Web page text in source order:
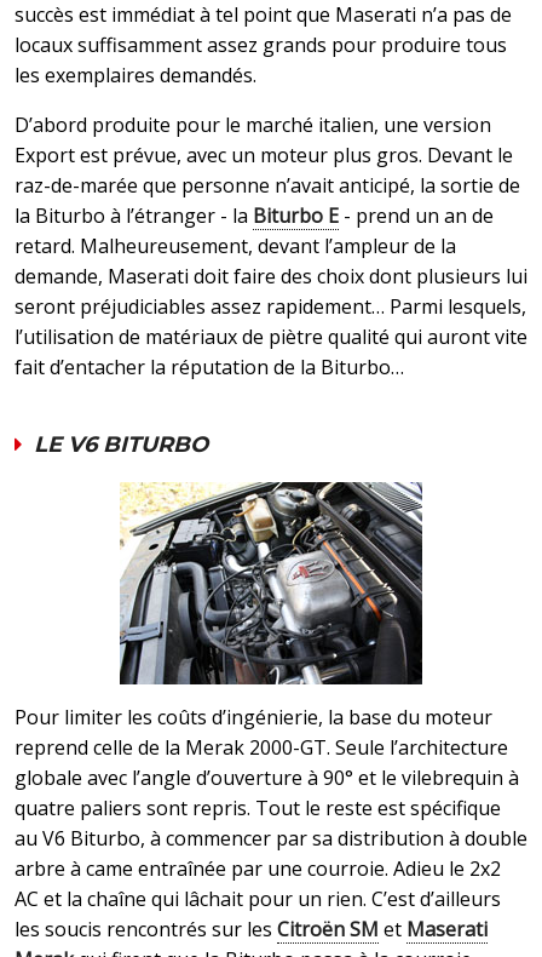
succès est immédiat à tel point que Maserati n’a pas de
locaux suffisamment assez grands pour produire tous
les exemplaires demandés.
D’abord produite pour le marché italien, une version
Export est prévue, avec un moteur plus gros. Devant le
raz-de-marée que personne n’avait anticipé, la sortie de
la Biturbo à l’étranger - la Biturbo E - prend un an de
retard. Malheureusement, devant l’ampleur de la
demande, Maserati doit faire des choix dont plusieurs lui
seront préjudiciables assez rapidement… Parmi lesquels,
l’utilisation de matériaux de piètre qualité qui auront vite
fait d’entacher la réputation de la Biturbo…
LE V6 BITURBO
Pour limiter les coûts d’ingénierie, la base du moteur
reprend celle de la Merak 2000-GT. Seule l’architecture
globale avec l’angle d’ouverture à 90° et le vilebrequin à
quatre paliers sont repris. Tout le reste est spécifique
au V6 Biturbo, à commencer par sa distribution à double
arbre à came entraînée par une courroie. Adieu le 2x2
AC et la chaîne qui lâchait pour un rien. C’est d’ailleurs
les soucis rencontrés sur les Citroën SM et Maserati